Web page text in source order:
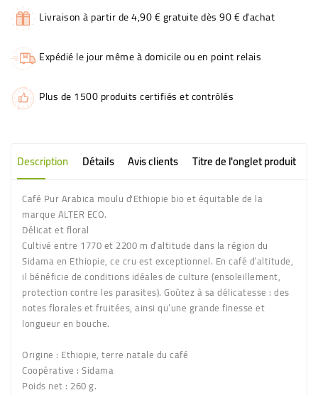
Livraison à partir de 4,90 € gratuite dès 90 € d'achat
Expédié le jour même à domicile ou en point relais
Plus de 1500 produits certifiés et contrôlés
Description Détails Avis clients Titre de l'onglet produit
Café Pur Arabica moulu d'Ethiopie bio et équitable de la
marque ALTER ECO.
Délicat et floral
Cultivé entre 1770 et 2200 m d’altitude dans la région du
Sidama en Ethiopie, ce cru est exceptionnel. En café d’altitude,
il bénéficie de conditions idéales de culture (ensoleillement,
protection contre les parasites). Goûtez à sa délicatesse : des
notes florales et fruitées, ainsi qu’une grande finesse et
longueur en bouche.
Origine : Ethiopie, terre natale du café
Coopérative : Sidama
Poids net : 260 g.